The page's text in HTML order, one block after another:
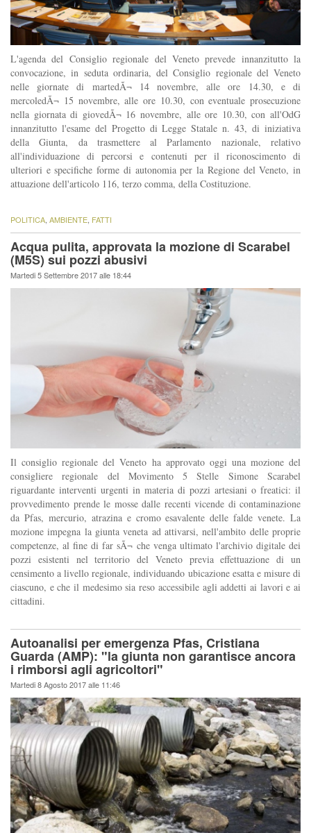
L'agenda del Consiglio regionale del Veneto prevede innanzitutto la
convocazione, in seduta ordinaria, del Consiglio regionale del Veneto
nelle giornate di martedÃ¬ 14 novembre, alle ore 14.30, e di
mercoledÃ¬ 15 novembre, alle ore 10.30, con eventuale prosecuzione
nella giornata di giovedÃ¬ 16 novembre, alle ore 10.30, con all'OdG
innanzitutto l'esame del Progetto di Legge Statale n. 43, di iniziativa
della Giunta, da trasmettere al Parlamento nazionale, relativo
all'individuazione di percorsi e contenuti per il riconoscimento di
ulteriori e specifiche forme di autonomia per la Regione del Veneto, in
attuazione dell'articolo 116, terzo comma, della Costituzione.
POLITICA AMBIENTE FATTI
Acqua pulita, approvata la mozione di Scarabel
(M5S) sui pozzi abusivi
Martedi 5 Settembre 2017 alle 18:44
Il consiglio regionale del Veneto ha approvato oggi una mozione del
consigliere regionale del Movimento 5 Stelle Simone Scarabel
riguardante interventi urgenti in materia di pozzi artesiani o freatici: il
provvedimento prende le mosse dalle recenti vicende di contaminazione
da Pfas, mercurio, atrazina e cromo esavalente delle falde venete. La
mozione impegna la giunta veneta ad attivarsi, nell'ambito delle proprie
competenze, al fine di far sÃ¬ che venga ultimato l'archivio digitale dei
pozzi esistenti nel territorio del Veneto previa effettuazione di un
censimento a livello regionale, individuando ubicazione esatta e misure di
ciascuno, e che il medesimo sia reso accessibile agli addetti ai lavori e ai
cittadini.
Autoanalisi per emergenza Pfas, Cristiana
Guarda (AMP): "la giunta non garantisce ancora
i rimborsi agli agricoltori"
Martedi 8 Agosto 2017 alle 11:46